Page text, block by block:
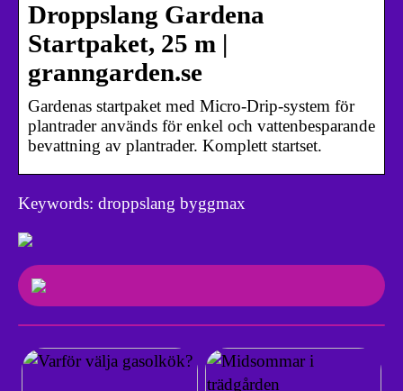
Droppslang Gardena
Startpaket, 25 m |
granngarden.se
Gardenas startpaket med Micro-Drip-system för
plantrader används för enkel och vattenbesparande
bevattning av plantrader. Komplett startset.
Keywords: droppslang byggmax